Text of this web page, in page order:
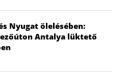
Nyugat ölelésében:
Antalya lüktető